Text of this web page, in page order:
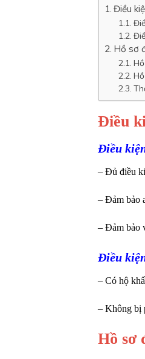
Điều
Hồ sơ
Điều
Điều
– Đủ điều
– Đảm bảo
– Đảm bảo
Điều
– Có hộ
– Không bị
Hồ sơ